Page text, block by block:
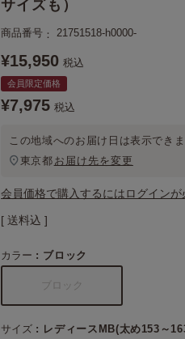
サイズも）
商品番号 21751518-h0000-
¥15,950 税込
会員限定価格
¥7,975 税込
この地域へのお届け日は表示でき
東京都 お届け先を変更
会員価格で購入するにはログインが
送料込
サイズ レディースMB(太め153～
カラー ブロック
ブロック